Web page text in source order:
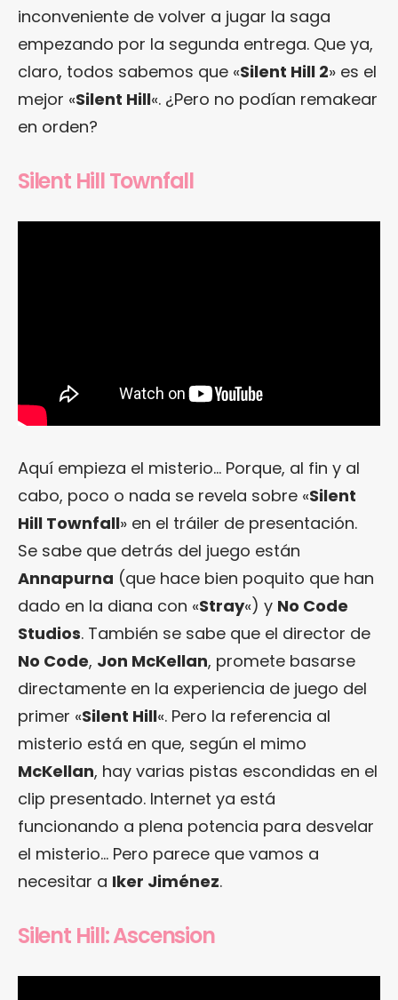
inconveniente de volver a jugar la saga
empezando por la segunda entrega. Que ya,
claro, todos sabemos que «Silent Hill 2» es el
mejor «Silent Hill«. ¿Pero no podían remakear
en orden?
Silent Hill Townfall
Aquí empieza el misterio… Porque, al fin y al
cabo, poco o nada se revela sobre «Silent
Hill Townfall» en el tráiler de presentación.
Se sabe que detrás del juego están
Annapurna (que hace bien poquito que han
dado en la diana con «Stray«) y No Code
Studios. También se sabe que el director de
No Code, Jon McKellan, promete basarse
directamente en la experiencia de juego del
primer «Silent Hill«. Pero la referencia al
misterio está en que, según el mimo
McKellan, hay varias pistas escondidas en el
clip presentado. Internet ya está
funcionando a plena potencia para desvelar
el misterio… Pero parece que vamos a
necesitar a Iker Jiménez.
Silent Hill: Ascension